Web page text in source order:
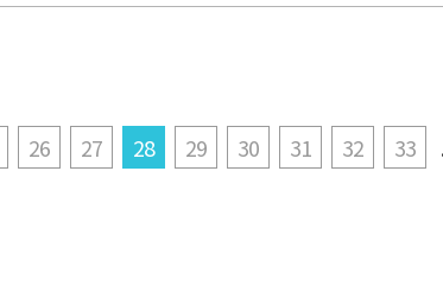
が・・・・。 現在、水族館１F IT
に生息するヘビ３種を展示中です
て、強く感じるのが、「みんなカ
と。 しかも、老若男女問わず。 も
26 27 28 29 30 31 32 33